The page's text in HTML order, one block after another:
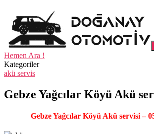
Hemen Ara !
Kategoriler
akü servis
Gebze Yağcılar Köyü Akü
Gebze Yağcılar Köyü Akü servisi –